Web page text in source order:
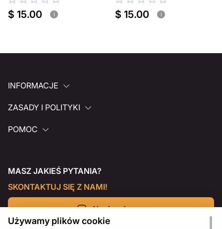
$ 15.00 i $ 15.00 i
INFORMACJE
ZASADY I POLITYKI
POMOC
MASZ JAKIEŚ PYTANIA?
SKONTAKTUJ SIĘ Z NAMI!
Napisz do nas
Używamy plików cookie